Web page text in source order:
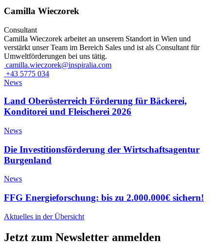
Camilla Wieczorek
Consultant
Camilla Wieczorek arbeitet an unserem Standort in Wien und
verstärkt unser Team im Bereich Sales und ist als Consultant für
Umweltförderungen bei uns tätig.
camilla.wieczorek@inspiralia.com
+43 5775 034
News
Land Oberösterreich Förderung für Bäckerei,
Konditorei und Fleischerei 2026
News
Die Investitionsförderung der Wirtschaftsagentur
Burgenland
News
FFG Energieforschung: bis zu 2.000.000€ sichern!
Aktuelles in der Übersicht
Jetzt zum Newsletter anmelden